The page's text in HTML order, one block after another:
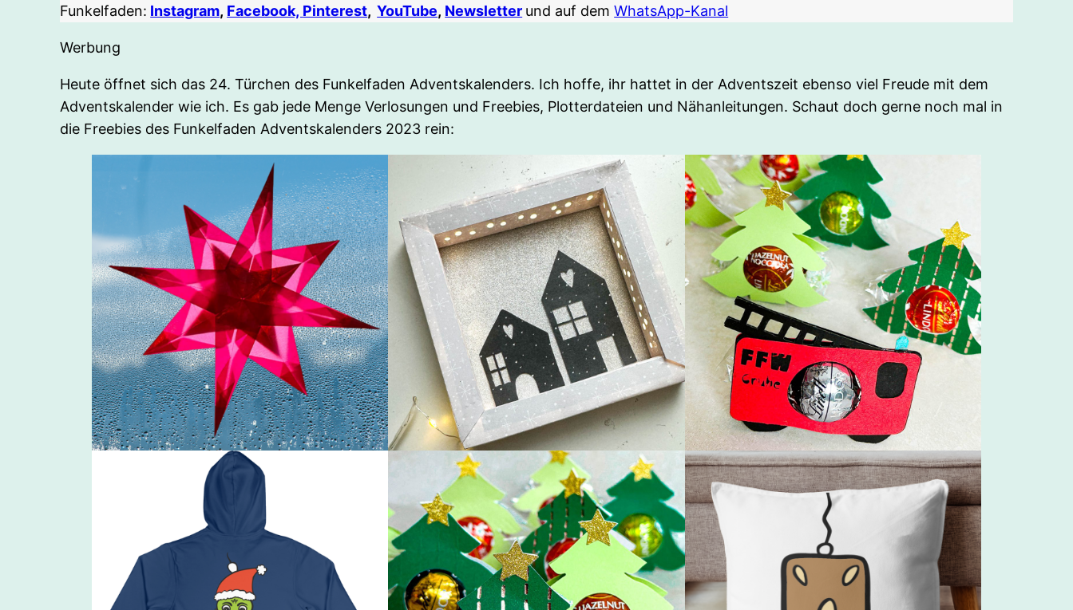
Funkelfaden: Instagram, Facebook, Pinterest,YouTube, Newsletter und auf demWhatsApp-Kanal
Werbung
Heute öffnet sich das 24. Türchen des Funkelfaden Adventskalenders. Ich hoffe, ihr hattet in der Adventszeit ebenso viel Freude mit dem
Adventskalender wie ich. Es gab jede Menge Verlosungen und Freebies, Plotterdateien und Nähanleitungen. Schaut doch gerne noch mal in
die Freebies des Funkelfaden Adventskalenders 2023 rein: